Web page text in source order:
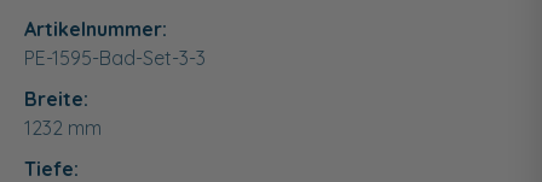
Artikelnummer:
PE-1595-Bad-Set-3-3
Breite:
1232 mm
Tiefe: